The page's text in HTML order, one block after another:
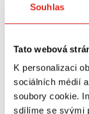
Souhlas
Tato webová
K personalizaci
sociálních médií
soubory cookie.
sdílíme se svými